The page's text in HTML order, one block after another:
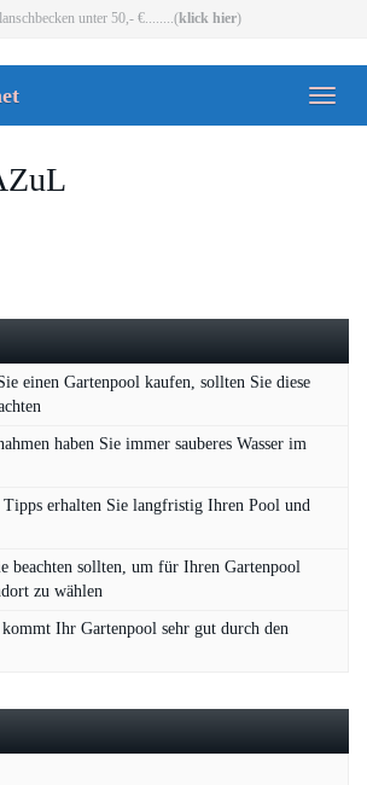
unter 50,- €........(klick hier)
Toggle
einen Gartenpool kaufen, sollten Sie diese
haben Sie immer sauberes Wasser im
erhalten Sie langfristig Ihren Pool und
beachten sollten, um für Ihren Gartenpool
zu wählen
Ihr Gartenpool sehr gut durch den